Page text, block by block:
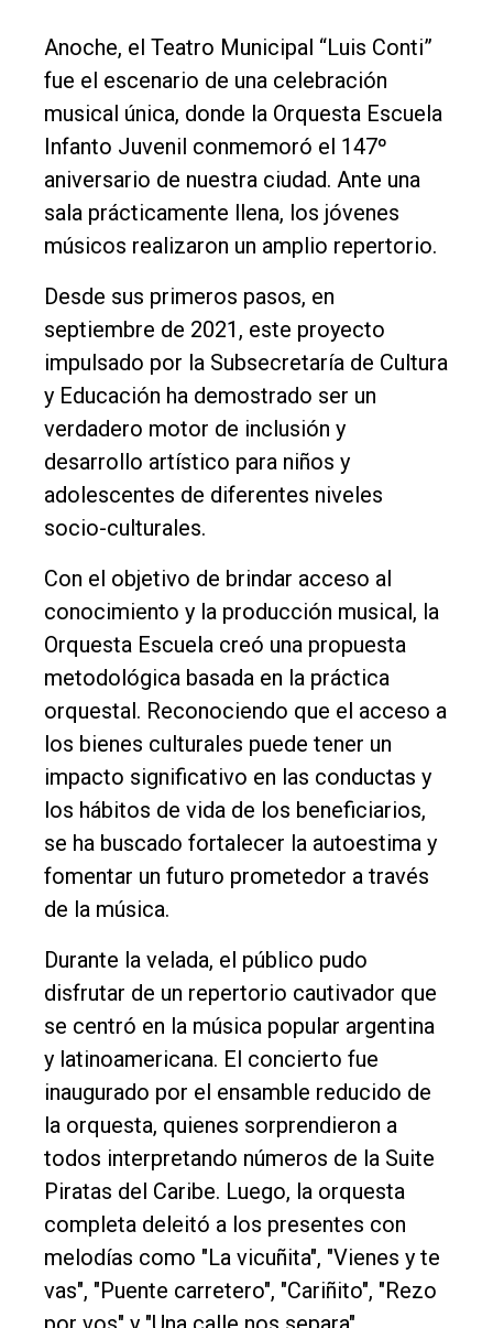
Tendencia
Int.
General
Política
Cultura
Rural
Deportes
Fúnebres
Edición
Empresa
Nosotros
Anoche, el Teatro Municipal “Luis Conti”
fue el escenario de una celebración
musical única, donde la Orquesta Escuela
Infanto Juvenil conmemoró el 147º
aniversario de nuestra ciudad. Ante una
sala prácticamente llena, los jóvenes
músicos realizaron un amplio repertorio.
Desde sus primeros pasos, en
septiembre de 2021, este proyecto
impulsado por la Subsecretaría de Cultura
y Educación ha demostrado ser un
verdadero motor de inclusión y
desarrollo artístico para niños y
adolescentes de diferentes niveles
socio-culturales.
Con el objetivo de brindar acceso al
conocimiento y la producción musical, la
Orquesta Escuela creó una propuesta
metodológica basada en la práctica
orquestal. Reconociendo que el acceso a
los bienes culturales puede tener un
impacto significativo en las conductas y
los hábitos de vida de los beneficiarios,
se ha buscado fortalecer la autoestima y
fomentar un futuro prometedor a través
de la música.
Durante la velada, el público pudo
disfrutar de un repertorio cautivador que
se centró en la música popular argentina
y latinoamericana. El concierto fue
inaugurado por el ensamble reducido de
la orquesta, quienes sorprendieron a
todos interpretando números de la Suite
Piratas del Caribe. Luego, la orquesta
completa deleitó a los presentes con
melodías como "La vicuñita", "Vienes y te
vas", "Puente carretero", "Cariñito", "Rezo